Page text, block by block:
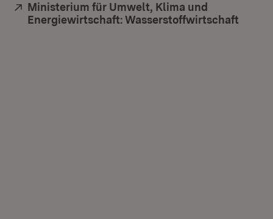
Extern:
Ministerium für Umwelt, Klima und
Energiewirtschaft: Wasserstoffwirtschaft